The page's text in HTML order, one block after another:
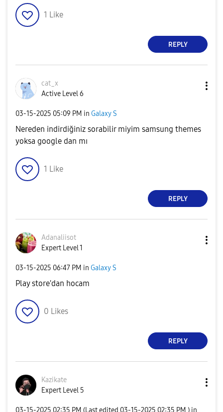
1 Like
REPLY
cat_x
Active Level 6
‎03-15-2025 05:09 PM in Galaxy S
Nereden indirdiğiniz sorabilir miyim samsung themes
yoksa google dan mı
1 Like
REPLY
Adanaliisot
Expert Level 1
‎03-15-2025 06:47 PM in Galaxy S
Play store'dan hocam
0 Likes
REPLY
Kazikate
Expert Level 5
‎03-15-2025 02:35 PM (Last edited ‎03-15-2025 02:35 PM ) in